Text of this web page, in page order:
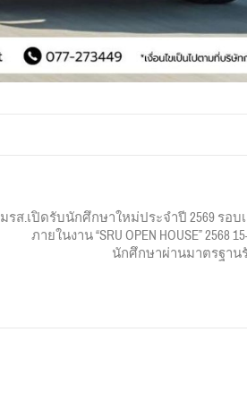
มรส.เปิดรับนักศึกษาใหม่ประจำปี 2569 รอบ
ภายในงาน “SRU OPEN HOUSE” 2568
นักศึกษาผ่านมาตรฐาน